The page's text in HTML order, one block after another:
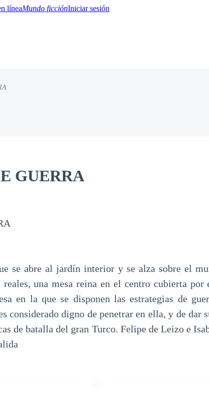
Mundo ficciónIniciar sesión
GUERRA
se abre al jardín interior y se alza sobre el
reales, una mesa reina en el centro cubierta por
en la que se disponen las estrategias de
considerado digno de penetrar en ella, y de dar
de batalla del gran Turco. Felipe de Leizo e